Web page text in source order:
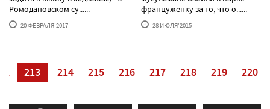
Ромодановском су......
20 ФЕВРАЛЯ'2017
француженку за то, что о......
28 ИЮЛЯ'2015
213 214 215 216 217 218 219 220